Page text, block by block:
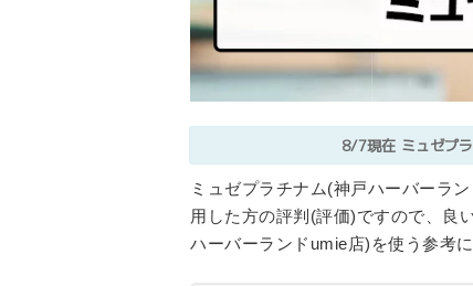
8/7現在 ミュゼプ
ミュゼプラチナム(神戸ハーバーラ
用した方の評判(評価)ですので、良
ハーバーランドumie店)を使う参考に